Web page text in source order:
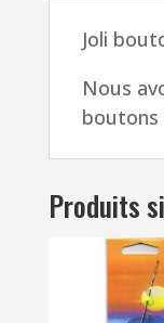
Joli
Nous
boutons
Produits